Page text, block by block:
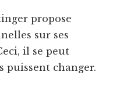
propose
sur ses
il se peut
puissent changer.